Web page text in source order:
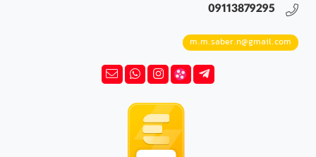
09113879295
m.m.saber.n@gmail.com